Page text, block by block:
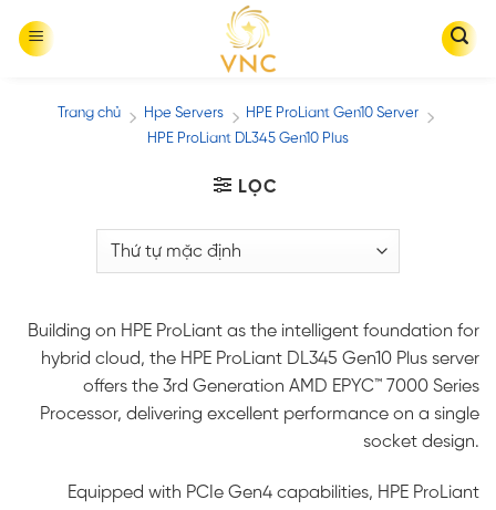
Trang chủ / Hpe Servers / HPE ProLiant Gen10 Server
/
HPE ProLiant DL345 Gen10 Plus
LỌC
Building on HPE ProLiant as the intelligent foundation for
hybrid cloud, the HPE ProLiant DL345 Gen10 Plus server
offers the 3rd Generation AMD EPYC™ 7000 Series
Processor, delivering excellent performance on a single
socket design.
Equipped with PCIe Gen4 capabilities, HPE ProLiant